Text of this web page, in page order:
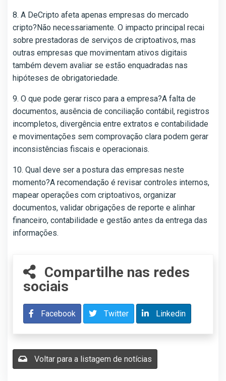
8. A DeCripto afeta apenas empresas do mercado
cripto?Não necessariamente. O impacto principal recai
sobre prestadoras de serviços de criptoativos, mas
outras empresas que movimentam ativos digitais
também devem avaliar se estão enquadradas nas
hipóteses de obrigatoriedade.
9. O que pode gerar risco para a empresa?A falta de
documentos, ausência de conciliação contábil, registros
incompletos, divergência entre extratos e contabilidade
e movimentações sem comprovação clara podem gerar
inconsistências fiscais e operacionais.
10. Qual deve ser a postura das empresas neste
momento?A recomendação é revisar controles internos,
mapear operações com criptoativos, organizar
documentos, validar obrigações de reporte e alinhar
financeiro, contabilidade e gestão antes da entrega das
informações.
Compartilhe nas redes
sociais
Facebook Twitter Linkedin
Voltar para a listagem de notícias